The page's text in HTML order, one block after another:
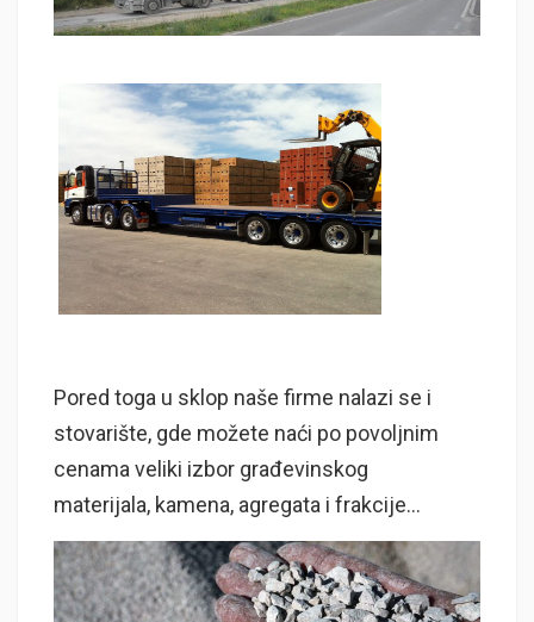
Pored toga u sklop naše firme nalazi se i
stovarište, gde možete naći po povoljnim
cenama veliki izbor građevinskog
materijala, kamena, agregata i frakcije…